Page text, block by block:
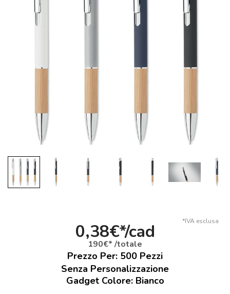
*IVA esclusa
0,38€*/cad
190€* /totale
Prezzo Per: 500 Pezzi
Senza Personalizzazione
Gadget Colore: Bianco